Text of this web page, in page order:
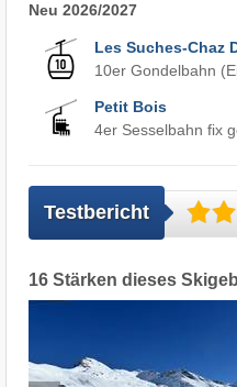
Neu 2026/2027
Les Suches-Chaz
10er Gondelbahn
Petit Bois
4er Sesselbahn fix
Testbericht
16 Stärken dieses